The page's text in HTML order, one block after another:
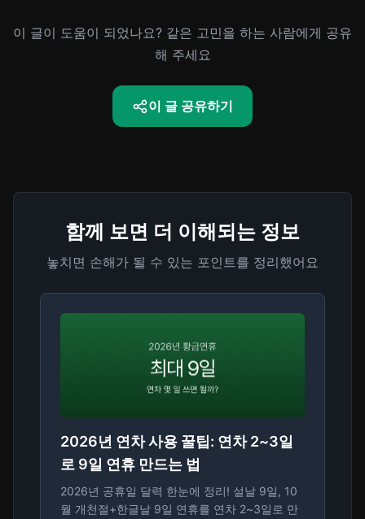
이 글이 도움이 되었나요? 같은 고민을 하는 사람에게 공유
해 주세요
이 글 공유하기
함께 보면 더 이해되는 정보
놓치면 손해가 될 수 있는 포인트를 정리했어요
2026년 연차 사용 꿀팁: 연차 2~3일
로 9일 연휴 만드는 법
2026년 공휴일 달력 한눈에 정리! 설날 9일, 10
월 개천절+한글날 9일 연휴를 연차 2~3일로 만